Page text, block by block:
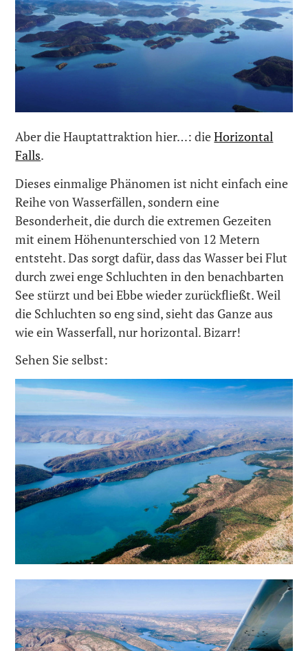
Aber die Hauptattraktion hier…: dieHorizontal
Falls.
Dieses einmalige Phänomen ist nicht einfach eine
Reihe von Wasserfällen, sondern eine
Besonderheit, die durch die extremen Gezeiten
mit einem Höhenunterschied von 12 Metern
entsteht. Das sorgt dafür, dass das Wasser bei Flut
durch zwei enge Schluchten in den benachbarten
See stürzt und bei Ebbe wieder zurückfließt. Weil
die Schluchten so eng sind, sieht das Ganze aus
wie ein Wasserfall, nur horizontal. Bizarr!
Sehen Sie selbst: